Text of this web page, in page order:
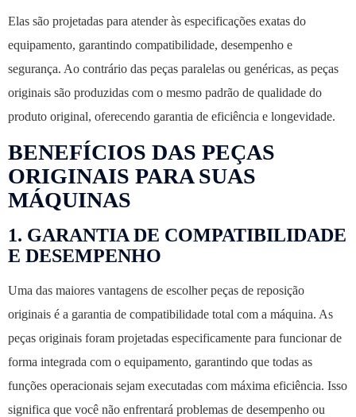
Elas são projetadas para atender às especificações exatas do
equipamento, garantindo compatibilidade, desempenho e
segurança. Ao contrário das peças paralelas ou genéricas, as peças
originais são produzidas com o mesmo padrão de qualidade do
produto original, oferecendo garantia de eficiência e longevidade.
BENEFÍCIOS DAS PEÇAS
ORIGINAIS PARA SUAS
MÁQUINAS
1. GARANTIA DE COMPATIBILIDADE
E DESEMPENHO
Uma das maiores vantagens de escolher peças de reposição
originais é a garantia de compatibilidade total com a máquina. As
peças originais foram projetadas especificamente para funcionar de
forma integrada com o equipamento, garantindo que todas as
funções operacionais sejam executadas com máxima eficiência. Isso
significa que você não enfrentará problemas de desempenho ou